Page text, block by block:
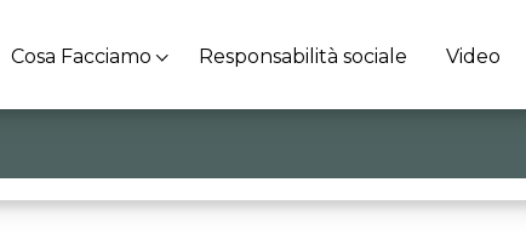
Cosa Facciamo Responsabilità sociale Video